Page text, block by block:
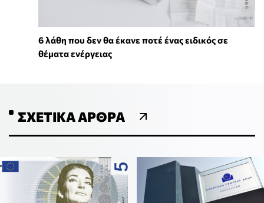
6 λάθη που δεν θα έκανε ποτέ ένας ειδικός σε
θέματα ενέργειας
ΣΧΕΤΙΚΆ ΆΡΘΡΑ